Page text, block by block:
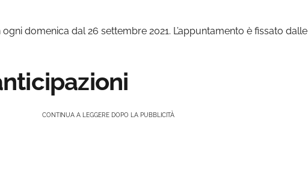
domenica dal 26 settembre 2021. L’appuntamento è fissato dalle
CONTINUA A LEGGERE DOPO LA PUBBLICITÀ